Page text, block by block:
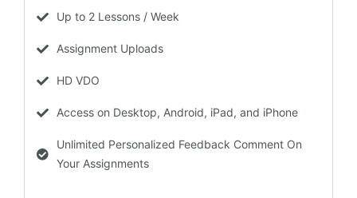
Up to 2 Lessons / Week
Assignment Uploads
HD VDO
Access on Desktop, Android, iPad, and iPhone
Unlimited Personalized Feedback Comment On
Your Assignments